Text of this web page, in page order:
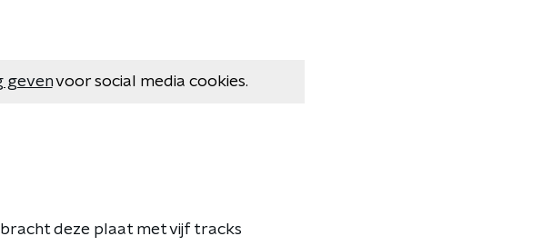
gevenvoor social media cookies.
bracht deze plaat met vijf tracks